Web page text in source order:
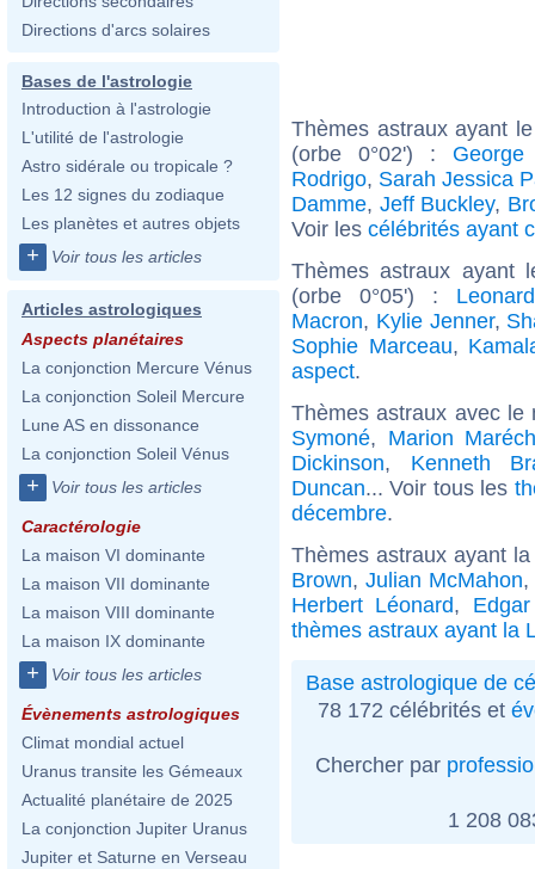
Directions d'arcs solaires
Bases de l'astrologie
Introduction à l'astrologie
L'utilité de l'astrologie
Astro sidérale ou tropicale ?
Les 12 signes du zodiaque
Les planètes et autres objets
+ Voir tous les articles
Articles astrologiques
Aspects planétaires
La conjonction Mercure Vénus
La conjonction Soleil Mercure
Lune AS en dissonance
La conjonction Soleil Vénus
+ Voir tous les articles
Caractérologie
La maison VI dominante
La maison VII dominante
La maison VIII dominante
La maison IX dominante
+ Voir tous les articles
Évènements astrologiques
Climat mondial actuel
Uranus transite les Gémeaux
Actualité planétaire de 2025
La conjonction Jupiter Uranus
Jupiter et Saturne en Verseau
Thèmes astraux ayant
(orbe 0°02') : George
Rodrigo, Sarah Jessica
Damme, Jeff Buckley,
Voir les célébrités ayant
Thèmes astraux ayant
(orbe 0°05') :
Macron, Kylie Jenner,
Sophie Marceau,
aspect.
Thèmes astraux avec
Symoné, Marion
Dickinson, Kenneth
Duncan... Voir tous les
décembre.
Thèmes astraux ayant
Brown, Julian McMahon,
Herbert Léonard,
thèmes astraux ayant la
Base astrologique de
78 172 célébrités et
Chercher par
1 208